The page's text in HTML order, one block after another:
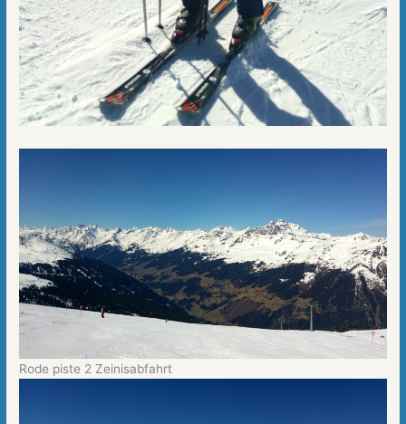
Rode piste 2 Zeinisabfahrt